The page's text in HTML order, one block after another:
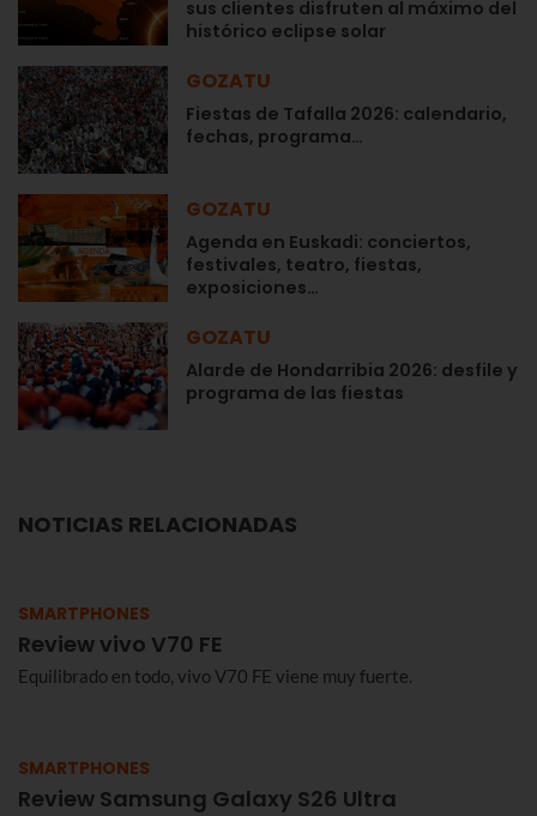
sus clientes disfruten al máximo del
histórico eclipse solar
GOZATU
Fiestas de Tafalla 2026: calendario,
fechas, programa…
GOZATU
Agenda en Euskadi: conciertos,
festivales, teatro, fiestas,
exposiciones…
GOZATU
Alarde de Hondarribia 2026: desfile y
programa de las fiestas
NOTICIAS RELACIONADAS
SMARTPHONES
Review vivo V70 FE
Equilibrado en todo, vivo V70 FE viene muy fuerte.
SMARTPHONES
Review Samsung Galaxy S26 Ultra